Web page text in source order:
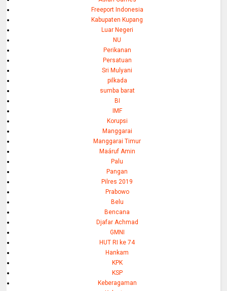
Freeport Indonesia
Kabupaten Kupang
Luar Negeri
NU
Perikanan
Persatuan
Sri Mulyani
pilkada
sumba barat
BI
IMF
Korupsi
Manggarai
Manggarai Timur
Maáruf Amin
Palu
Pangan
Pilres 2019
Prabowo
Belu
Bencana
Djafar Achmad
GMNI
HUT RI ke 74
Hankam
KPK
KSP
Keberagaman